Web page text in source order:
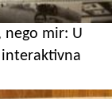
nego mir: U